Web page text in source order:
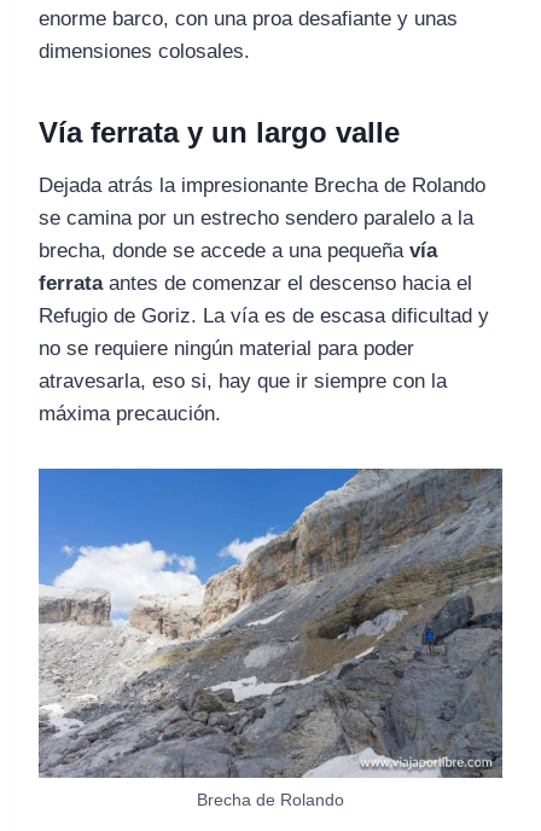
enorme barco, con una proa desafiante y unas
dimensiones colosales.
Vía ferrata y un largo valle
Dejada atrás la impresionante Brecha de Rolando
se camina por un estrecho sendero paralelo a la
brecha, donde se accede a una pequeña vía
ferrataantes de comenzar el descenso hacia el
Refugio de Goriz. La vía es de escasa dificultad y
no se requiere ningún material para poder
atravesarla, eso si, hay que ir siempre con la
máxima precaución.
Brecha de Rolando